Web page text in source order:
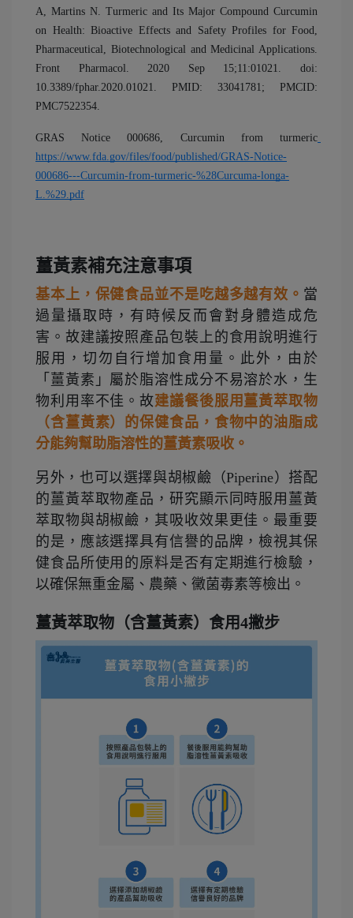
A, Martins N. Turmeric and Its Major Compound Curcumin
on Health: Bioactive Effects and Safety Profiles for Food,
Pharmaceutical, Biotechnological and Medicinal Applications.
Front Pharmacol. 2020 Sep 15;11:01021. doi:
10.3389/fphar.2020.01021. PMID: 33041781; PMCID:
PMC7522354.
GRAS Notice 000686, Curcumin from turmeric
https://www.fda.gov/files/food/published/GRAS-Notice-
000686---Curcumin-from-turmeric-%28Curcuma-longa-
L.%29.pdf
薑黃素補充注意事項
基本上，保健食品並不是吃越多越有效。 當
過量攝取時，有時候反而會對身體造成危
害。故建議按照產品包裝上的食用說明進行
服用，切勿自行增加食用量。此外，由於
「薑黃素」屬於脂溶性成分不易溶於水，生
物利用率不佳。故建議餐後服用薑黃萃取物
（含薑黃素）的保健食品，食物中的油脂成
分能夠幫助脂溶性的薑黃素吸收。
另外，也可以選擇與胡椒鹼（Piperine）搭配
的薑黃萃取物產品，研究顯示同時服用薑黃
萃取物與胡椒鹼，其吸收效果更佳。最重要
的是，應該選擇具有信譽的品牌，檢視其保
健食品所使用的原料是否有定期進行檢驗，
以確保無重金屬、農藥、黴菌毒素等檢出。
薑黃萃取物（含薑黃素）食用4撇步